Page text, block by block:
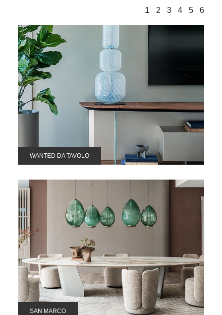
1 2 3 4 5 6
WANTED DA TAVOLO
SAN MARCO